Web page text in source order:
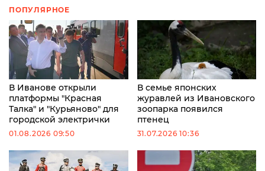
ПОПУЛЯРНОЕ
В Иванове открыли
платформы "Красная
Талка" и "Курьяново" для
городской электрички
01.08.2026 09:50
В семье японских
журавлей из Ивановского
зоопарка появился
птенец
31.07.2026 10:36